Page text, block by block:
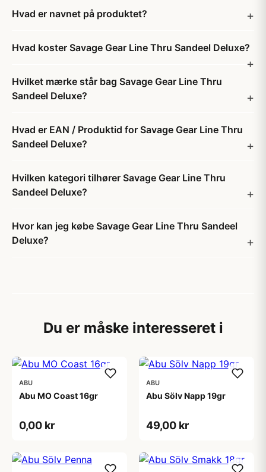
Hvad er navnet på produktet?
Hvad koster Savage Gear Line Thru Sandeel Deluxe?
Hvilket mærke står bag Savage Gear Line Thru
Sandeel Deluxe?
Hvad er EAN / Produktid for Savage Gear Line Thru
Sandeel Deluxe?
Hvilken kategori tilhører Savage Gear Line Thru
Sandeel Deluxe?
Hvor kan jeg købe Savage Gear Line Thru Sandeel
Deluxe?
Du er måske interesseret i
ABU
Abu MO Coast 16gr
0,00 kr
ABU
Abu Sölv Napp 19gr
49,00 kr